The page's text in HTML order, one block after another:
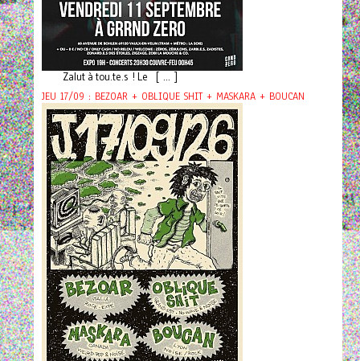
Zalut à tou.te.s ! Le [ ... ]
JEU 17/09 : BEZOAR + OBLIQUE SHIT + MASKARA + BOUCAN